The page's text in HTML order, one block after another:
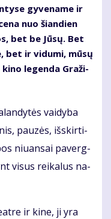
gy­ve­na­me ir
nuo šian­dien
bet be Jū­sų. Bet
bet ir vi­du­mi, mū­sų
le­gen­da Gra­ži­
vai­dy­ba
pau­zės, iš­skir­ti­
niu­an­sai pa­verg­
vi­sus rei­ka­lus na­
ir ki­ne, ji yra